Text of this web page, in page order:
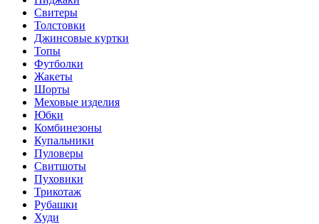
Свитеры
Толстовки
Джинсовые куртки
Топы
Футболки
Жакеты
Шорты
Меховые изделия
Юбки
Комбинезоны
Купальники
Пуловеры
Свитшоты
Пуховики
Трикотаж
Рубашки
Худи